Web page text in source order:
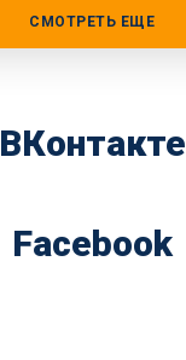
СМОТРЕТЬ ЕЩЕ
ВКонтакте
Facebook